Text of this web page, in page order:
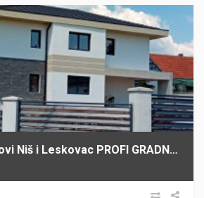
Građevinski radovi Niš i Leskovac PROFI GRADNJA SPASIĆ